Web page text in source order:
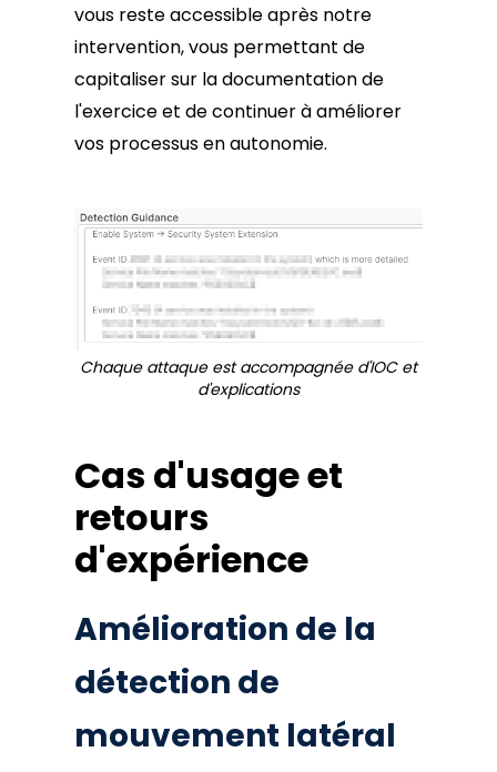
vous reste accessible après notre
intervention, vous permettant de
capitaliser sur la documentation de
l'exercice et de continuer à améliorer
vos processus en autonomie.
Chaque attaque est accompagnée d'IOC et
d'explications
Cas d'usage et
retours
d'expérience
Amélioration de la
détection de
mouvement latéral